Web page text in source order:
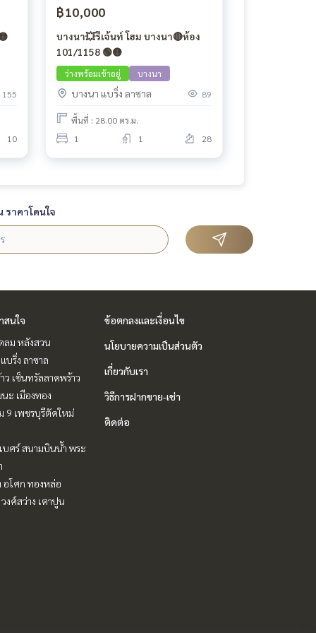
155
10
฿10,000
บางนา💥รีเจ้นท์ โฮม บางนา🔴ห้อง
101/1158 🟢🟡
ว่างพร้อมเข้าอยู่ บางนา
บางนา แบริ่ง ลาซาล 89
พื้นที่ : 28.00 ตร.ม.
1
1 28
ราคาโดนใจ
สนใจ
ลม หลังสวน
บริ่ง ลาซาล
ว เซ็นทรัลลาดพร้าว
ะ เมืองทอง
9 เพชรบุรีตัดใหม่
บศร์ สนามบินน้ำ พระ
อโศก ทองหล่อ
งศ์สว่าง เตาปูน
ข้อตกลงและเงื่อนไข
นโยบายความเป็นส่วนตัว
เกี่ยวกับเรา
วิธีการฝากขาย-เช่า
ติดต่อ